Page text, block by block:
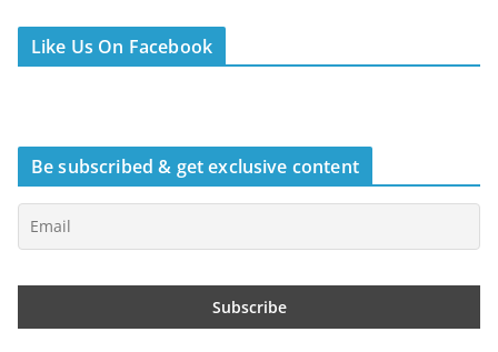
Like Us On Facebook
Be subscribed & get exclusive content